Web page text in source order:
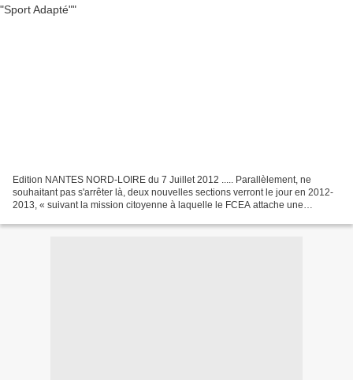
Edition NANTES NORD-LOIRE du 7 Juillet 2012 ..... Parallèlement, ne
souhaitant pas s'arrêter là, deux nouvelles sections verront le jour en 2012-
2013, « suivant la mission citoyenne à laquelle le FCEA attache une